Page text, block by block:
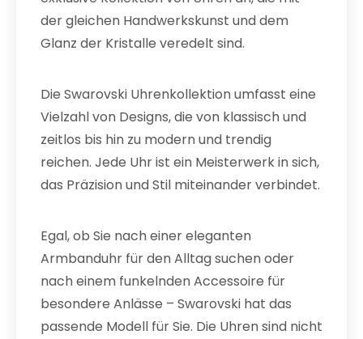
der gleichen Handwerkskunst und dem
Glanz der Kristalle veredelt sind.
Die Swarovski Uhrenkollektion umfasst eine
Vielzahl von Designs, die von klassisch und
zeitlos bis hin zu modern und trendig
reichen. Jede Uhr ist ein Meisterwerk in sich,
das Präzision und Stil miteinander verbindet.
Egal, ob Sie nach einer eleganten
Armbanduhr für den Alltag suchen oder
nach einem funkelnden Accessoire für
besondere Anlässe – Swarovski hat das
passende Modell für Sie. Die Uhren sind nicht